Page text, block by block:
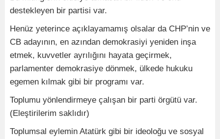
destekleyen bir partisi var.
Henüz yeterince açıklayamamış olsalar da CHP’nin ve
CB adayının, en azından demokrasiyi yeniden inşa
etmek, kuvvetler ayrılığını hayata geçirmek,
parlamenter demokrasiye dönmek, ülkede hukuku
egemen kılmak gibi bir programı var.
Toplumu yönlendirmeye çalışan bir parti örgütü var.
(Eleştirilerim saklıdır)
Toplumsal eylemin Atatürk gibi bir ideoloğu ve sosyal